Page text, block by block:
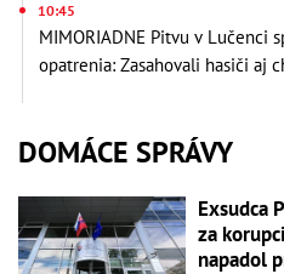
10:45
MIMORIADNE Pitvu v Lučenci
opatrenia: Zasahovali hasiči aj
DOMÁCE SPRÁVY
Exsudca
za
napadol